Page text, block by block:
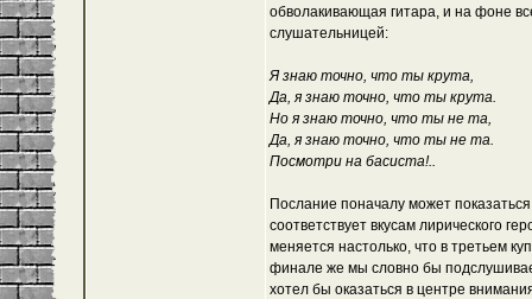
обволакивающая гитара, и на фоне
слушательницей:
Я знаю точно, что ты крута,
Да, я знаю точно, что ты крута.
Но я знаю точно, что ты не та,
Да, я знаю точно, что ты не та.
Посмотри на басиста!..
Послание поначалу может
соответствует вкусам лирического
меняется настолько, что в третьем
финале же мы словно бы
хотел бы оказаться в центре